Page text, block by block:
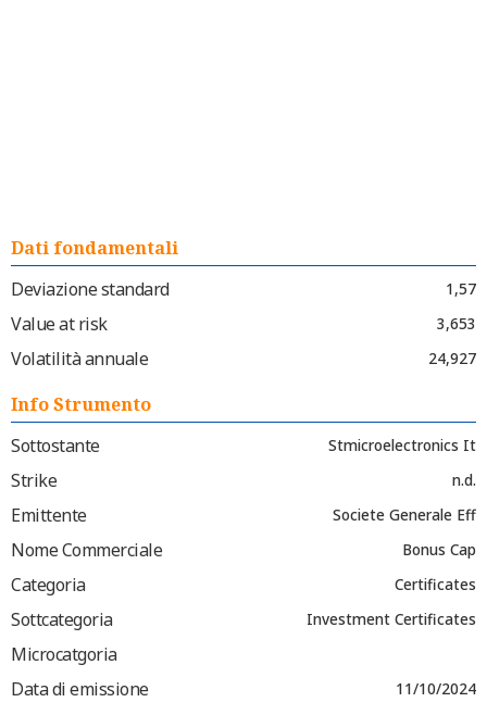
Dati fondamentali
Deviazione standard
1,57
Value at risk 3,653
Volatilità annuale 24,927
Info Strumento
Sottostante
Stmicroelectronics It
Strike n.d.
Emittente Societe Generale Eff
Nome Commerciale Bonus Cap
Categoria Certificates
Sottcategoria Investment Certificates
Microcatgoria
Data di emissione
11/10/2024